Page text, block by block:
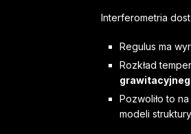
Interferometria
Regulus ma
Rozkład
Pozwoliło to
modeli